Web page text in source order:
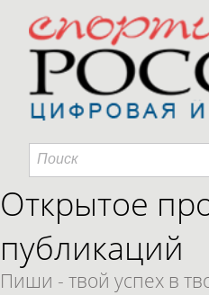
Открытое
публикаций
Пиши - твой успех в